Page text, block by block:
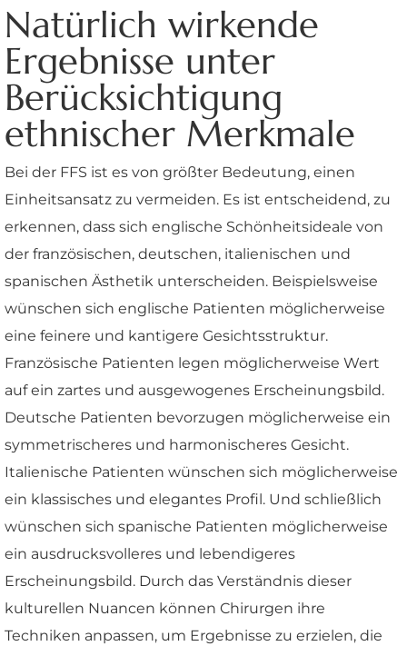
Natürlich wirkende
Ergebnisse unter
Berücksichtigung
ethnischer Merkmale
Bei der FFS ist es von größter Bedeutung, einen
Einheitsansatz zu vermeiden. Es ist entscheidend, zu
erkennen, dass sich englische Schönheitsideale von
der französischen, deutschen, italienischen und
spanischen Ästhetik unterscheiden. Beispielsweise
wünschen sich englische Patienten möglicherweise
eine feinere und kantigere Gesichtsstruktur.
Französische Patienten legen möglicherweise Wert
auf ein zartes und ausgewogenes Erscheinungsbild.
Deutsche Patienten bevorzugen möglicherweise ein
symmetrischeres und harmonischeres Gesicht.
Italienische Patienten wünschen sich möglicherweise
ein klassisches und elegantes Profil. Und schließlich
wünschen sich spanische Patienten möglicherweise
ein ausdrucksvolleres und lebendigeres
Erscheinungsbild. Durch das Verständnis dieser
kulturellen Nuancen können Chirurgen ihre
Techniken anpassen, um Ergebnisse zu erzielen, die